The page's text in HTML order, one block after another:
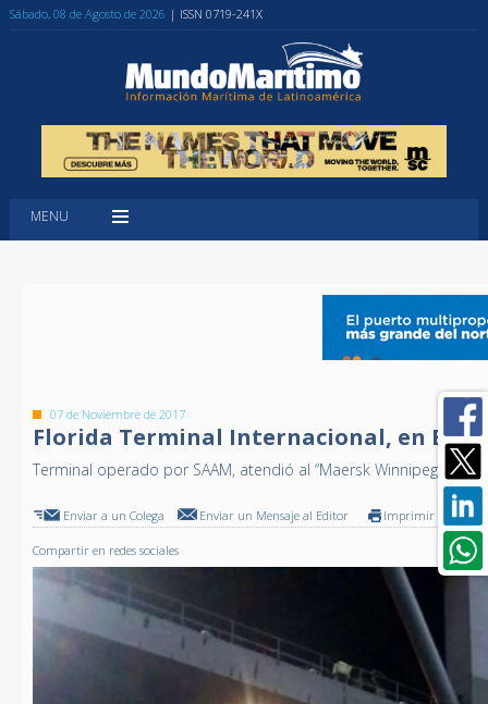
Sábado, 08 de Agosto de 2026 | ISSN 0719-241X
MENU
07 de Noviembre de 2017
Florida Terminal Internacional, en
Terminal operado por SAAM, atendió al “Maersk Winnipeg” del
Enviar a un Colega Enviar un Mensaje al Editor Imprimir
Compartir en redes sociales